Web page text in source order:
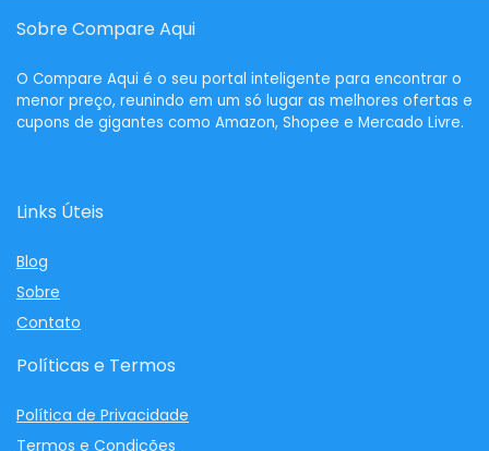
Sobre Compare Aqui
O Compare Aqui é o seu portal inteligente para encontrar o
menor preço, reunindo em um só lugar as melhores ofertas e
cupons de gigantes como Amazon, Shopee e Mercado Livre.
Links Úteis
Blog
Sobre
Contato
Políticas e Termos
Política de Privacidade
Termos e Condições